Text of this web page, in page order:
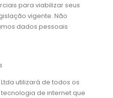
para viabilizar seus
vigente. Não
dados pessoais
utilizará de todos os
de internet que